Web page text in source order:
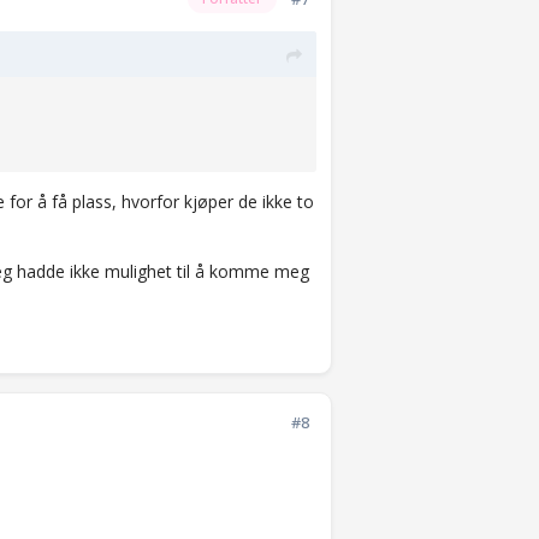
å få plass, hvorfor kjøper de ikke to
hadde ikke mulighet til å komme meg
#8